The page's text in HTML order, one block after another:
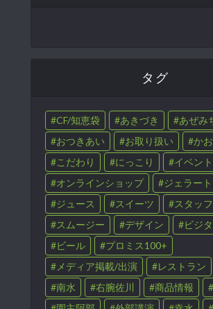
タグ
CF/知恵袋 あきづき
あぜみ
おつきあい
お取り扱い
か
こだわり
にっこり
イベント
オンラインショップ
ジェラート
ジュース
スイーツ
スタッフ
スムージー
デザイン
ビジ
ビール
プロミス100+
メディア掲載/出演
レストラン
南水
右腕佐川 商品情報